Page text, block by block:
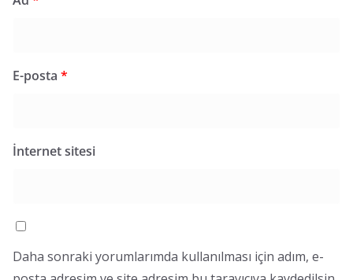
E-posta *
İnternet sitesi
Daha sonraki yorumlarımda kullanılması için adım, e-